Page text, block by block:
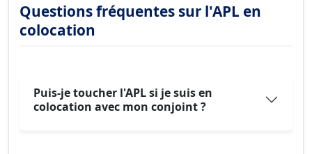
Questions fréquentes sur l'APL en
colocation
Puis-je toucher l'APL si je suis en
colocation avec mon conjoint ?